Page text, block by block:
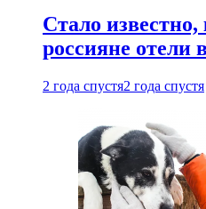
Стало
россияне
2 года спустя2 года спустя